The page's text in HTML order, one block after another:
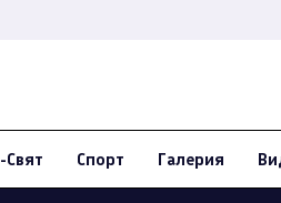
Свят Спорт Галерия